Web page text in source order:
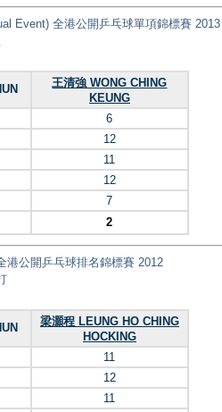
Event) 全港公開乒乓球單項錦標賽 2013
王清強 WONG CHING
KEUNG
6
12
11
12
7
2
港公開乒乓球排名錦標賽 2012
梁灝程 LEUNG HO CHING
HOCKING
11
12
11